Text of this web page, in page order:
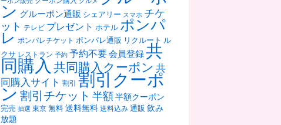
ン グルーポン通販 シェアリー スマホ チケ
ット テレビ プレゼント ホテル ポンパ
レ ポンパレチケット ポンパレ通販 リクルート ル
クサ レストラン 予約 予約不要会員登録共
同購入 共同購入クーポン 共
同購入サイト 割引 割引クーポ
ン 割引チケット 半額 半額クーポン
完売 抽選 東京 無料 送料無料 送料込み 通販 飲み
放題